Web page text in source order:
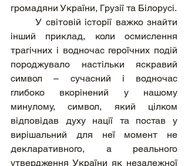
громадяни України, Грузії та Білорусі.
	У світовій історії важко знайти
інший приклад, коли осмислення
трагічних і водночас героїчних подій
породжувало настільки яскравий
символ – сучасний і водночас
глибоко вкорінений у нашому
минулому, символ, який цілком
відповідав духу нації та постав у
вирішальний для неї момент не
декларативного, а реального
утвердження України як незалежної